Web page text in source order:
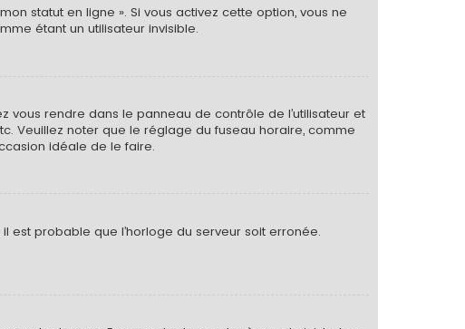
statut en ligne ». Si vous activez cette option, vous ne
étant un utilisateur invisible.
vous rendre dans le panneau de contrôle de l’utilisateur et
Veuillez noter que le réglage du fuseau horaire, comme
idéale de le faire.
est probable que l’horloge du serveur soit erronée.